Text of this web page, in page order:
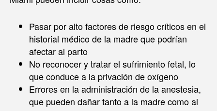
Pasar por alto factores de riesgo críticos en el
historial médico de la madre que podrían
afectar al parto
No reconocer y tratar el sufrimiento fetal, lo
que conduce a la privación de oxígeno
Errores en la administración de la anestesia,
que pueden dañar tanto a la madre como al